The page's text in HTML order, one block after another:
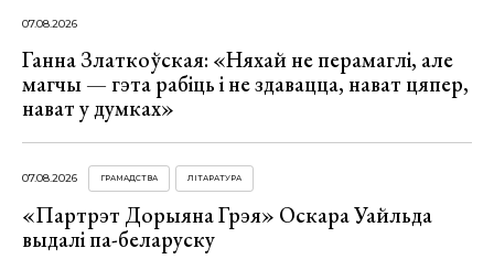
07.08.2026
Ганна Златкоўская: «Няхай не перамаглі, але
магчы — гэта рабіць і не здавацца, нават цяпер,
нават у думках»
07.08.2026 ГРАМАДСТВА ЛІТАРАТУРА
«Партрэт Дорыяна Грэя» Оскара Уайльда
выдалі па-беларуску